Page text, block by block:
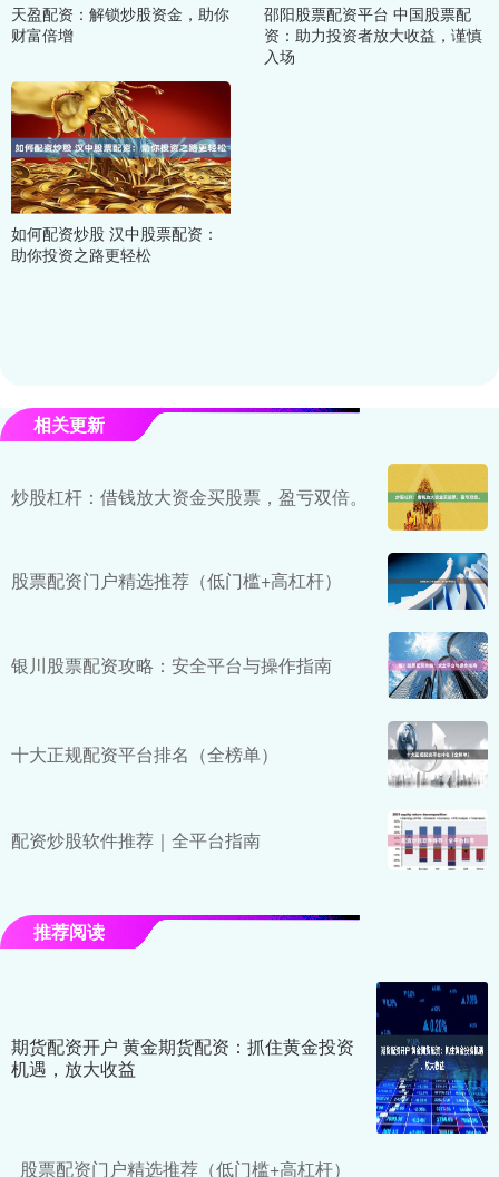
天盈配资：解锁炒股资金，助你
财富倍增
邵阳股票配资平台 中国股票配
资：助力投资者放大收益，谨慎
入场
如何配资炒股 汉中股票配资：
助你投资之路更轻松
相关更新
炒股杠杆：借钱放大资金买股票，盈亏双倍。
股票配资门户精选推荐（低门槛+高杠杆）
银川股票配资攻略：安全平台与操作指南
十大正规配资平台排名（全榜单）
配资炒股软件推荐｜全平台指南
推荐阅读
期货配资开户 黄金期货配资：抓住黄金投资
机遇，放大收益
股票配资门户精选推荐（低门槛+高杠杆）